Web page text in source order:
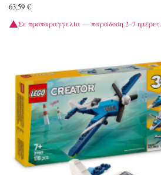
63,59 €
Σε προπαραγγελία — παράδοση 2–7 ημέρες.